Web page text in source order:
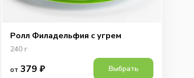
Ролл Филадельфия с угрем
240 г
от 379 ₽ Выбрать